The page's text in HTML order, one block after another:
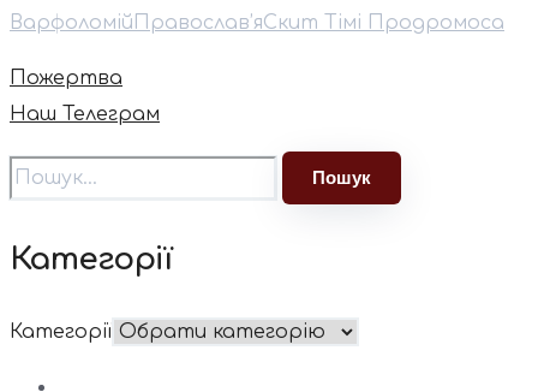
Варфоломій Православ’яСкит Тімі Продромоса
Пожертва
Наш Телеграм
Категорії
Категорії